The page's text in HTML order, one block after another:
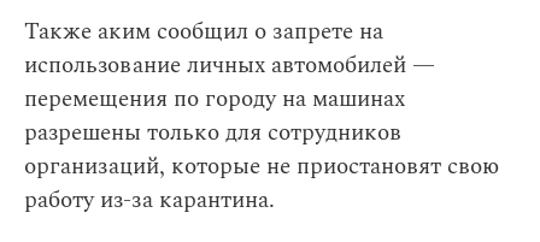
Также аким сообщил о запрете на
использование личных автомобилей —
перемещения по городу на машинах
разрешены только для сотрудников
организаций, которые не приостановят свою
работу из-за карантина.